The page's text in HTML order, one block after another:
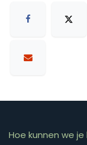
Hoe kunnen we je